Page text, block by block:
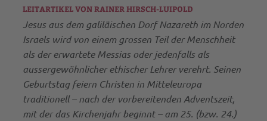
LEITARTIKEL VON RAINER HIRSCH-LUIPOLD
Jesus aus dem galiläischen Dorf Nazareth im Norden
Israels wird von einem grossen Teil der Menschheit
als der erwartete Messias oder jedenfalls als
aussergewöhnlicher ethischer Lehrer verehrt. Seinen
Geburtstag feiern Christen in Mitteleuropa
traditionell – nach der vorbereitenden Adventszeit,
mit der das Kirchenjahr beginnt – am 25. (bzw. 24.)